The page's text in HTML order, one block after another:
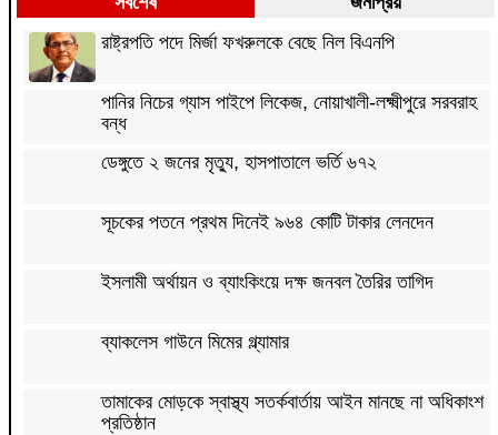
রাষ্ট্রপতি পদে মির্জা ফখরুলকে বেছে নিল বিএনপি
পানির নিচের গ্যাস পাইপে লিকেজ, নোয়াখালী-লক্ষ্মীপুরে সরবরাহ
বন্ধ
ডেঙ্গুতে ২ জনের মৃত্যু, হাসপাতালে ভর্তি ৬৭২
সূচকের পতনে প্রথম দিনেই ৯৬৪ কোটি টাকার লেনদেন
ইসলামী অর্থায়ন ও ব্যাংকিংয়ে দক্ষ জনবল তৈরির তাগিদ
ব্যাকলেস গাউনে মিমের গ্ল্যামার
তামাকের মোড়কে স্বাস্থ্য সতর্কবার্তায় আইন মানছে না অধিকাংশ
প্রতিষ্ঠান